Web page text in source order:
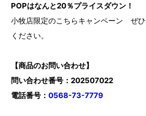
POPはなんと20％プライスダウン！
小牧店限定のこちらキャンペーン ぜ
ください。
【商品のお問い合わせ】
問い合わせ番号：202507022
電話番号：0568-73-7779